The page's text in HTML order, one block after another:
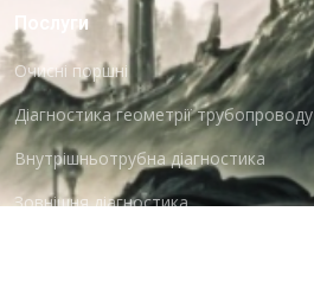
Послуги
Очисні поршні
Діагностика геометрії трубопроводу
Внутрішньотрубна діагностика
Зовнішня діагностика